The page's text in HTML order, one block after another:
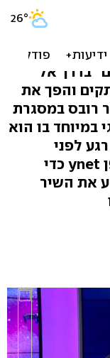
"בדרך אל
מעל 100,000 עותקים והפך את
רובס במסגרת
במיוחד בו הוא
לפני
העלייה לבמה, הגיע רובס לאולפן ynet כדי
את השיר